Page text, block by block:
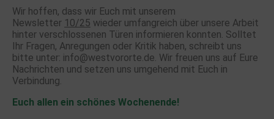
Wir hoffen, dass wir Euch mit unserem
Newsletter 10/25 wieder umfangreich über unsere Arbeit
hinter verschlossenen Türen informieren konnten. Solltet
Ihr Fragen, Anregungen oder Kritik haben, schreibt uns
bitte unter: info@westvororte.de. Wir freuen uns auf Eure
Nachrichten und setzen uns umgehend mit Euch in
Verbindung.
Euch allen ein schönes Wochenende!